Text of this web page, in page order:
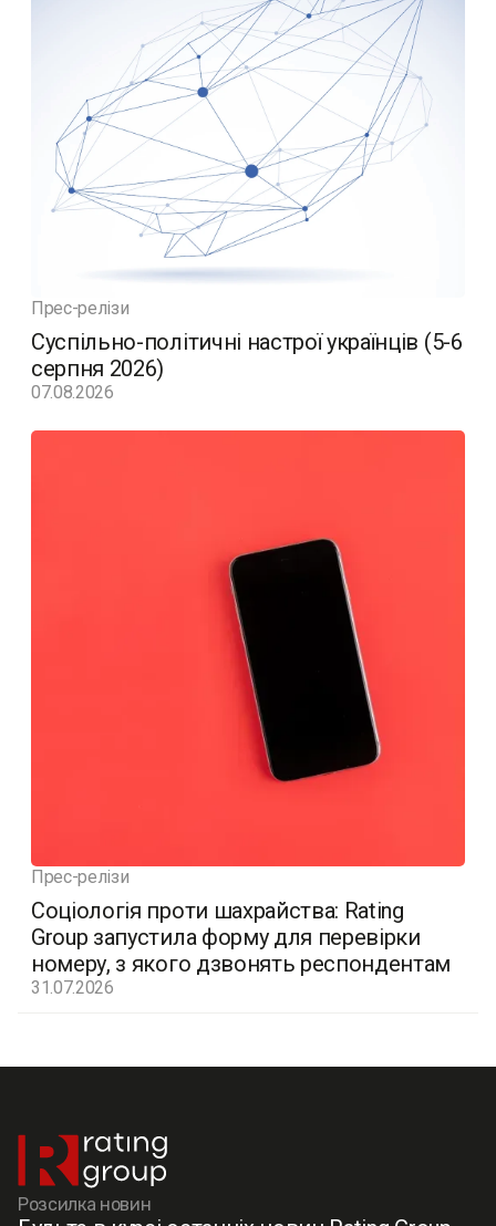
Прес-релізи
Суспільно-політичні настрої українців (5-6
серпня 2026)
07.08.2026
Прес-релізи
Соціологія проти шахрайства: Rating
Group запустила форму для перевірки
номеру, з якого дзвонять респондентам
31.07.2026
Розсилка новин